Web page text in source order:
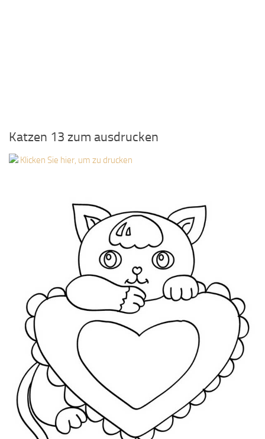
Katzen 13 zum ausdrucken
Klicken Sie hier, um zu drucken